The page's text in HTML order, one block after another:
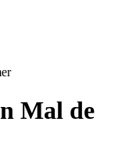
Mal de